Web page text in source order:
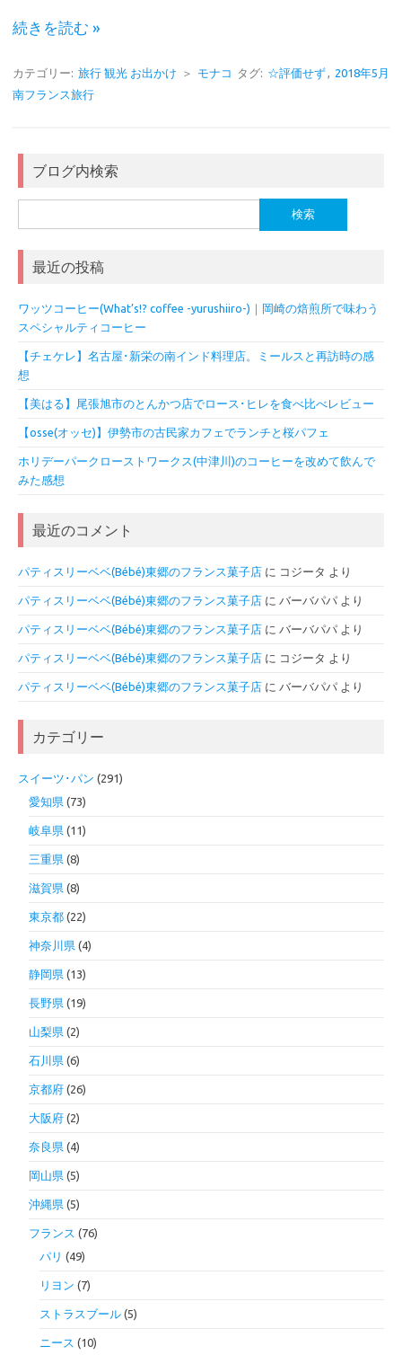
続きを読む »
カテゴリー: 旅行 観光 お出かけ ＞ モナコ タグ: ☆評価せず
2018年5月
南フランス旅行
ブログ内検索
索:
最近の投稿
ワッツコーヒー(What’s!? coffee -yurushiiro-)｜岡崎の焙煎所で味わう
スペシャルティコーヒー
【チェケレ】名古屋･新栄の南インド料理店。ミールスと再訪時の感
想
【美はる】尾張旭市のとんかつ店でロース･ヒレを食べ比べレビュー
【osse(オッセ)】伊勢市の古民家カフェでランチと桜パフェ
ホリデーパークローストワークス(中津川)のコーヒーを改めて飲んで
みた感想
最近のコメント
パティスリーベベ(Bébé)東郷のフランス菓子店 に コジータ より
パティスリーベベ(Bébé)東郷のフランス菓子店 に バーバパパ より
パティスリーベベ(Bébé)東郷のフランス菓子店 に バーバパパ より
パティスリーベベ(Bébé)東郷のフランス菓子店 に コジータ より
パティスリーベベ(Bébé)東郷のフランス菓子店 に バーバパパ より
カテゴリー
スイーツ･パン (291)
愛知県 (73)
岐阜県 (11)
三重県 (8)
滋賀県 (8)
東京都 (22)
神奈川県 (4)
静岡県 (13)
長野県 (19)
山梨県 (2)
石川県 (6)
京都府 (26)
大阪府 (2)
奈良県 (4)
岡山県 (5)
沖縄県 (5)
フランス (76)
パリ (49)
リヨン (7)
ストラスブール (5)
ニース (10)